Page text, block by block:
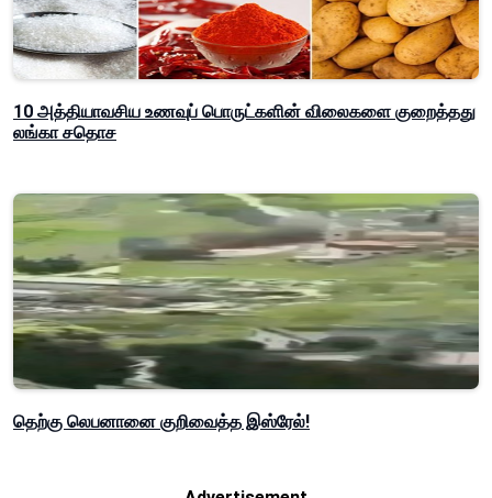
10 அத்தியாவசிய உணவுப் பொருட்களின் விலைகளை குறைத்தது
லங்கா சதொச
தெற்கு லெபனானை குறிவைத்த இஸ்ரேல்!